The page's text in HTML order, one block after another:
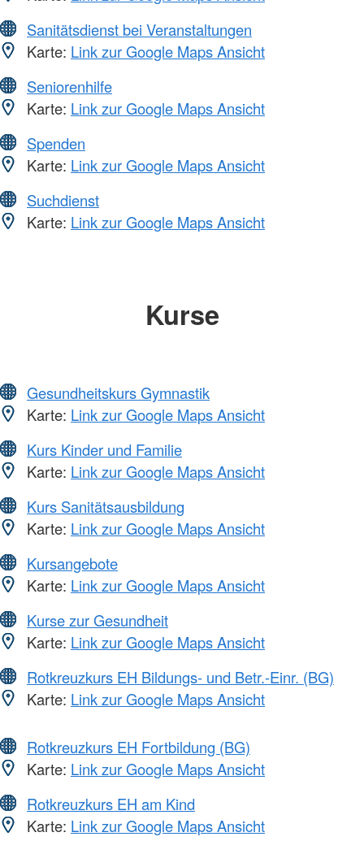
Sanitätsdienst bei Veranstaltungen
Karte: Link zur Google Maps Ansicht
Seniorenhilfe
Karte: Link zur Google Maps Ansicht
Spenden
Karte: Link zur Google Maps Ansicht
Suchdienst
Karte: Link zur Google Maps Ansicht
Kurse
Gesundheitskurs Gymnastik
Karte: Link zur Google Maps Ansicht
Kurs Kinder und Familie
Karte: Link zur Google Maps Ansicht
Kurs Sanitätsausbildung
Karte: Link zur Google Maps Ansicht
Kursangebote
Karte: Link zur Google Maps Ansicht
Kurse zur Gesundheit
Karte: Link zur Google Maps Ansicht
Rotkreuzkurs EH Bildungs- und Betr.-Einr. (BG)
Karte: Link zur Google Maps Ansicht
Rotkreuzkurs EH Fortbildung (BG)
Karte: Link zur Google Maps Ansicht
Rotkreuzkurs EH am Kind
Karte: Link zur Google Maps Ansicht